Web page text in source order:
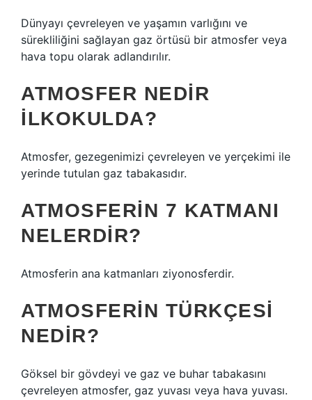
Dünyayı çevreleyen ve yaşamın varlığını ve
sürekliliğini sağlayan gaz örtüsü bir atmosfer veya
hava topu olarak adlandırılır.
ATMOSFER NEDIR
ILKOKULDA?
Atmosfer, gezegenimizi çevreleyen ve yerçekimi ile
yerinde tutulan gaz tabakasıdır.
ATMOSFERIN 7 KATMANI
NELERDIR?
Atmosferin ana katmanları ziyonosferdir.
ATMOSFERIN TÜRKÇESI
NEDIR?
Göksel bir gövdeyi ve gaz ve buhar tabakasını
çevreleyen atmosfer, gaz yuvası veya hava yuvası.